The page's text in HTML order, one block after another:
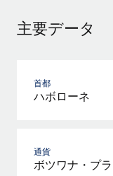
主要データ
首都
ハボローネ
通貨
ボツワナ・プ